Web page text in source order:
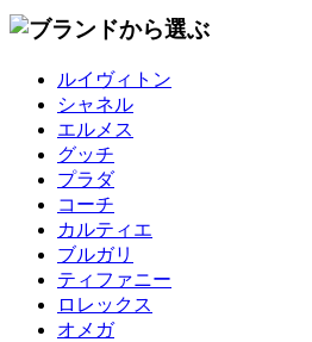
ルイヴィトン
シャネル
エルメス
グッチ
プラダ
コーチ
カルティエ
ブルガリ
ティファニー
ロレックス
オメガ